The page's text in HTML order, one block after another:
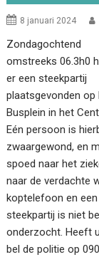
8 januari 2024
Zondagochtend
omstreeks 06.3h0
er een steekpartij
plaatsgevonden op
Busplein in het
Eén persoon is
zwaargewond, en
spoed naar het
naar de verdachte
koptelefoon en
steekpartij is niet
onderzocht. Heeft
bel de politie op